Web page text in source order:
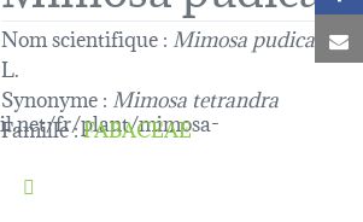
Nom scientifique : Mimosa pudica
L.
Synonyme : Mimosa tetrandra
Famille:FABACEAE